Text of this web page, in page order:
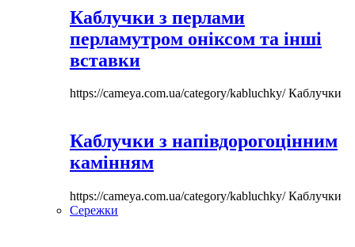
Каблучки з перлами
перламутром оніксом та інші
вставки
https://cameya.com.ua/category/kabluchky/Каблучки
Каблучки з напівдорогоцінним
камінням
https://cameya.com.ua/category/kabluchky/Каблучки
Сережки